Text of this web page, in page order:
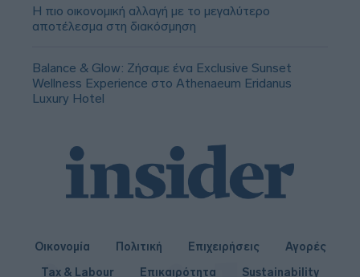
Η πιο οικονομική αλλαγή με το μεγαλύτερο
αποτέλεσμα στη διακόσμηση
Balance & Glow: Ζήσαμε ένα Exclusive Sunset
Wellness Experience στο Athenaeum Eridanus
Luxury Hotel
Οικονομία Πολιτική Επιχειρήσεις
Αγορές
Tax & Labour
Επικαιρότητα Sustainability